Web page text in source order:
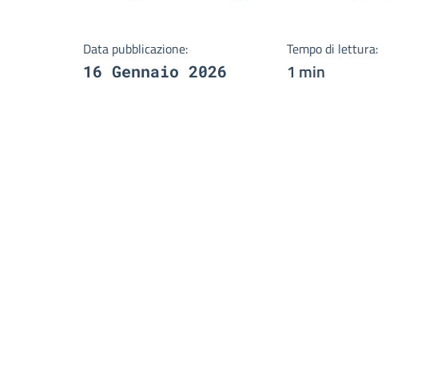
Data pubblicazione:
16 Gennaio 2026
Tempo di lettura:
1 min